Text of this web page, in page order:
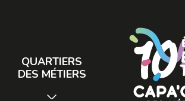
QUARTIERS
DES MÉTIERS